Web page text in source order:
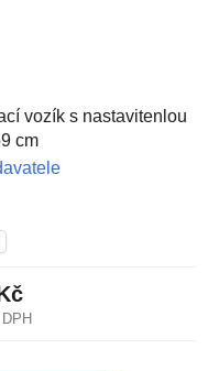
vozík s nastavitenlou
cm